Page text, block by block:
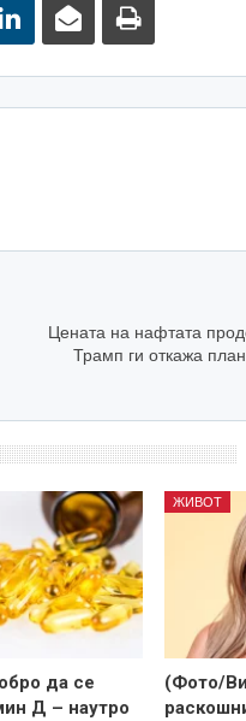
Цената на нафтата
Трамп ги откажа
да се
Д – наутро
ЖИВОТ
(Фото/